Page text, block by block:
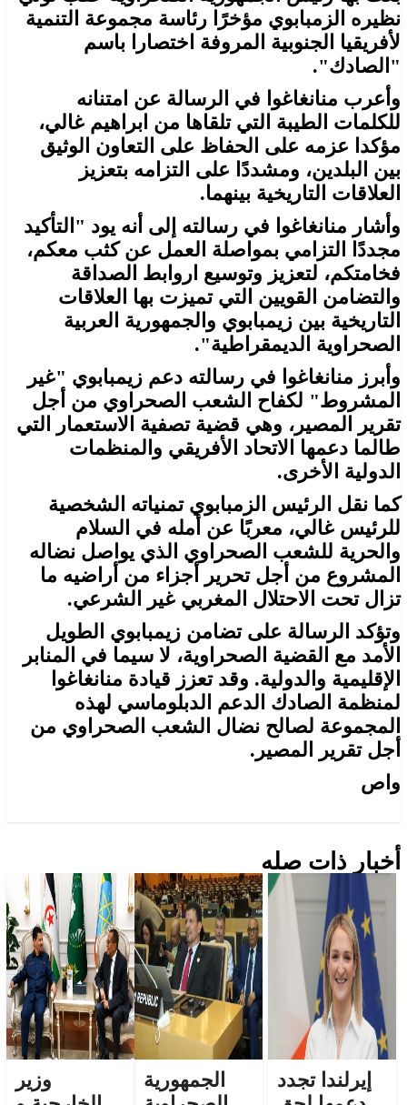
نظيره الزمبابوي مؤخرًا رئاسة مجموعة التنمية
لأفريقيا الجنوبية المروفة اختصارا باسم
"الصادك".
وأعرب منانغاغوا في الرسالة عن امتنانه
للكلمات الطيبة التي تلقاها من ابراهيم غالي،
مؤكدا عزمه على الحفاظ على التعاون الوثيق
بين البلدين، ومشددًا على التزامه بتعزيز
العلاقات التاريخية بينهما.
وأشار منانغاغوا في رسالته إلى أنه يود "التأكيد
مجددًا التزامي بمواصلة العمل عن كثب معكم،
فخامتكم، لتعزيز وتوسيع اروابط الصداقة
والتضامن القويين التي تميزت بها العلاقات
التاريخية بين زيمبابوي والجمهورية العربية
الصحراوية الديمقراطية".
وأبرز منانغاغوا في رسالته دعم زيمبابوي "غير
المشروط" لكفاح الشعب الصحراوي من أجل
تقرير المصير، وهي قضية تصفية الاستعمار التي
طالما دعمها الاتحاد الأفريقي والمنظمات
الدولية الأخرى.
كما نقل الرئيس الزمبابوي تمنياته الشخصية
للرئيس غالي، معربًا عن أمله في السلام
والحرية للشعب الصحراوي الذي يواصل نضاله
المشروع من أجل تحرير أجزاء من أراضيه ما
تزال تحت الاحتلال المغربي غير الشرعي.
وتؤكد الرسالة على تضامن زيمبابوي الطويل
الأمد مع القضية الصحراوية، لا سيما في المنابر
الإقليمية والدولية. وقد تعزز قيادة منانغاغوا
لمنظمة الصادك الدعم الدبلوماسي لهذه
المجموعة لصالح نضال الشعب الصحراوي من
أجل تقرير المصير.
واص
أخبار ذات صله
إيرلندا تجدد
الجمهورية
وزير